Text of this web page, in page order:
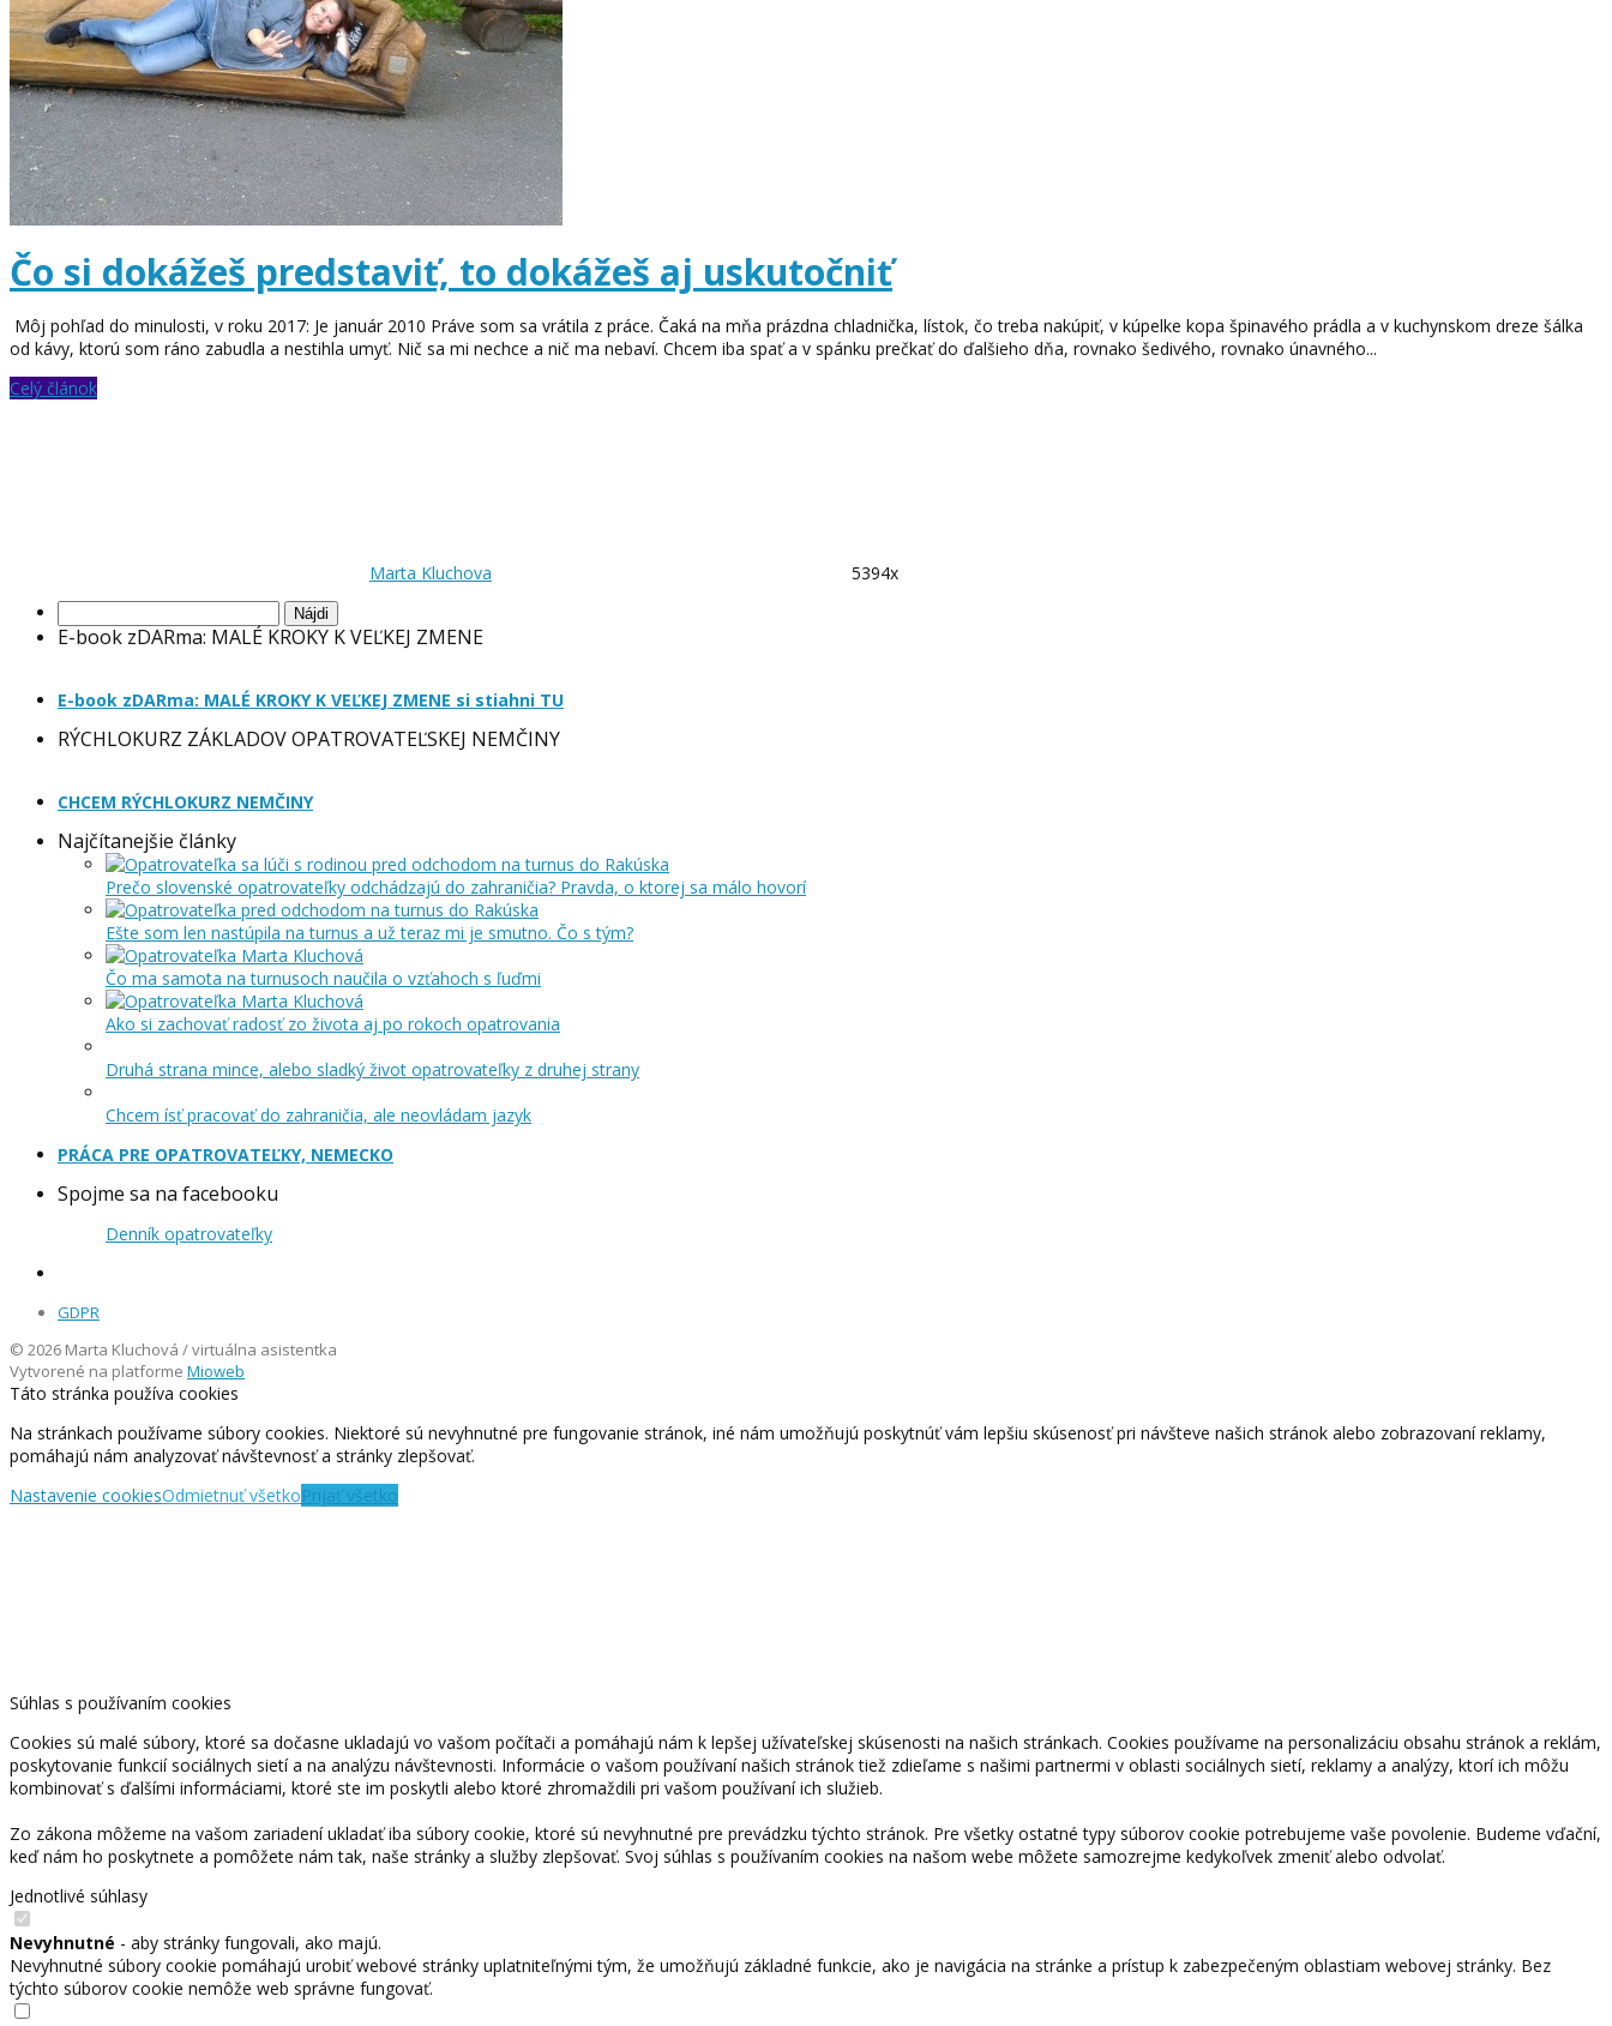
Čo si dokážeš predstaviť, to dokážeš aj uskutočniť
Môj pohľad do minulosti, v roku 2017: Je január 2010 Práve som sa vrátila z práce. Čaká na mňa prázdna chladnička, lístok, čo treba nakúpiť, v kúpelke kopa špinavého prádla a v kuchynskom dreze šálka
od kávy, ktorú som ráno zabudla a nestihla umyť. Nič sa mi nechce a nič ma nebaví. Chcem iba spať a v spánku prečkať do ďalšieho dňa, rovnako šedivého, rovnako únavného...
Celý článok
Marta Kluchova
5394x
E-book zDARma: MALÉ KROKY K VEĽKEJ ZMENE
E-book zDARma: MALÉ KROKY K VEĽKEJ ZMENE si stiahni TU
RÝCHLOKURZ ZÁKLADOV OPATROVATEĽSKEJ NEMČINY
CHCEM RÝCHLOKURZ NEMČINY
Najčítanejšie články
Prečo slovenské opatrovateľky odchádzajú do zahraničia? Pravda, o ktorej sa málo hovorí
Ešte som len nastúpila na turnus a už teraz mi je smutno. Čo s tým?
Čo ma samota na turnusoch naučila o vzťahoch s ľuďmi
Ako si zachovať radosť zo života aj po rokoch opatrovania
Druhá strana mince, alebo sladký život opatrovateľky z druhej strany
Chcem ísť pracovať do zahraničia, ale neovládam jazyk
PRÁCA PRE OPATROVATEĽKY, NEMECKO
Spojme sa na facebooku
Denník opatrovateľky
GDPR
© 2026 Marta Kluchová / virtuálna asistentka
Vytvorené na platforme Mioweb
Táto stránka používa cookies
Na stránkach používame súbory cookies. Niektoré sú nevyhnutné pre fungovanie stránok, iné nám umožňujú poskytnúť vám lepšiu skúsenosť pri návšteve našich stránok alebo zobrazovaní reklamy,
pomáhajú nám analyzovať návštevnosť a stránky zlepšovať.
Nastavenie cookiesOdmietnuť všetkoPrijať všetko
Súhlas s používaním cookies
Cookies sú malé súbory, ktoré sa dočasne ukladajú vo vašom počítači a pomáhajú nám k lepšej užívateľskej skúsenosti na našich stránkach. Cookies používame na personalizáciu obsahu stránok a reklám,
poskytovanie funkcií sociálnych sietí a na analýzu návštevnosti. Informácie o vašom používaní našich stránok tiež zdieľame s našimi partnermi v oblasti sociálnych sietí, reklamy a analýzy, ktorí ich môžu
kombinovať s ďalšími informáciami, ktoré ste im poskytli alebo ktoré zhromaždili pri vašom používaní ich služieb.
Zo zákona môžeme na vašom zariadení ukladať iba súbory cookie, ktoré sú nevyhnutné pre prevádzku týchto stránok. Pre všetky ostatné typy súborov cookie potrebujeme vaše povolenie. Budeme vďační,
keď nám ho poskytnete a pomôžete nám tak, naše stránky a služby zlepšovať. Svoj súhlas s používaním cookies na našom webe môžete samozrejme kedykoľvek zmeniť alebo odvolať.
Jednotlivé súhlasy
Nevyhnutné - aby stránky fungovali, ako majú.
Nevyhnutné súbory cookie pomáhajú urobiť webové stránky uplatniteľnými tým, že umožňujú základné funkcie, ako je navigácia na stránke a prístup k zabezpečeným oblastiam webovej stránky. Bez
týchto súborov cookie nemôže web správne fungovať.